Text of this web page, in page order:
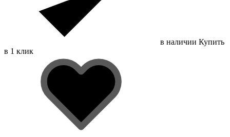
в наличии Купить
в 1 клик